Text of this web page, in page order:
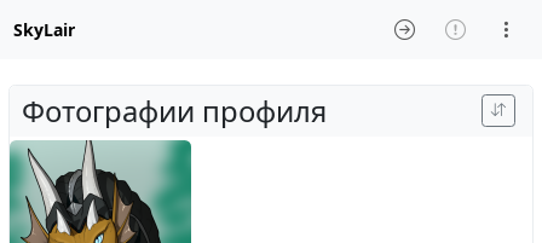
SkyLair
Фотографии профиля